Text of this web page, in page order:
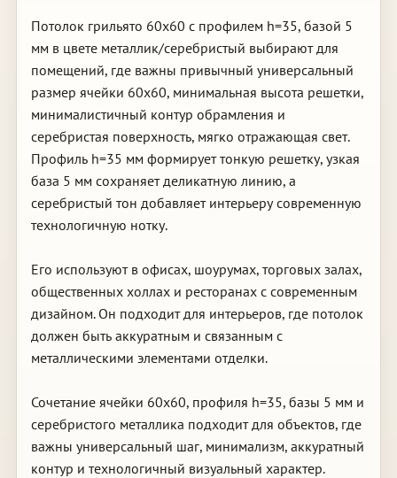
Потолок грильято 60х60 с профилем h=35, базой 5
мм в цвете металлик/серебристый выбирают для
помещений, где важны привычный универсальный
размер ячейки 60х60, минимальная высота решетки,
минималистичный контур обрамления и
серебристая поверхность, мягко отражающая свет.
Профиль h=35 мм формирует тонкую решетку, узкая
база 5 мм сохраняет деликатную линию, а
серебристый тон добавляет интерьеру современную
технологичную нотку.
Его используют в офисах, шоурумах, торговых залах,
общественных холлах и ресторанах с современным
дизайном. Он подходит для интерьеров, где потолок
должен быть аккуратным и связанным с
металлическими элементами отделки.
Сочетание ячейки 60х60, профиля h=35, базы 5 мм и
серебристого металлика подходит для объектов, где
важны универсальный шаг, минимализм, аккуратный
контур и технологичный визуальный характер.